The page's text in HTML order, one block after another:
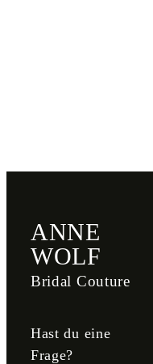
ANNE
WOLF
Bridal Couture
Hast du eine
Frage?